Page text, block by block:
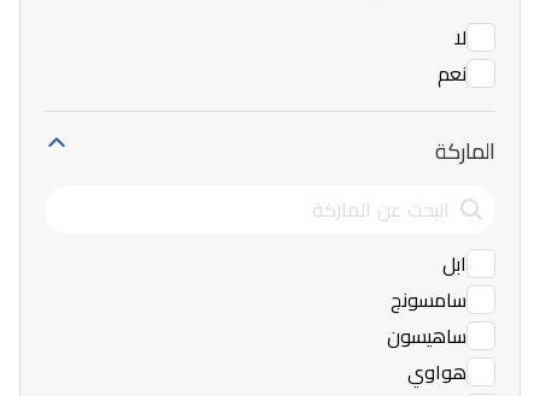
لا
نعم
الماركة
ابل
سامسونج
ساهيسون
هواوي